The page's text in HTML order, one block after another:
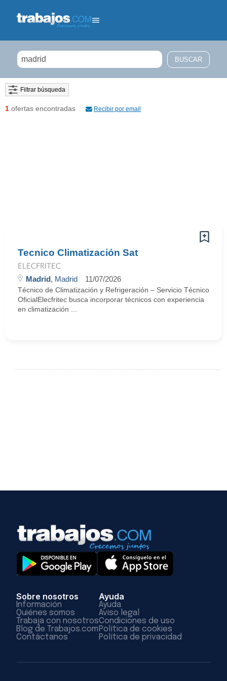
Filtrar búsqueda
1 ofertas encontradas Recibir por email
Tecnico Climatización Sat
ELECFRITEC
Madrid, Madrid 11/07/2026
Técnico de Climatización y Refrigeración – Servicio Técnico
OficialElecfritec busca incorporar técnicos con experiencia
en climatización ...
Sobre nosotros
Información
Quiénes somos
Trabaja con nosotros
Blog de Trabajos.com
Contáctanos
Ayuda
Ayuda
Aviso legal
Condiciones de uso
Política de cookies
Política de privacidad